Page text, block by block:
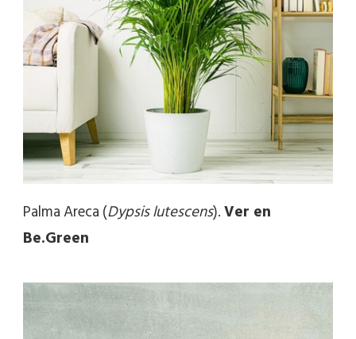
Palma Areca (Dypsis lutescens).Ver en
Be.Green